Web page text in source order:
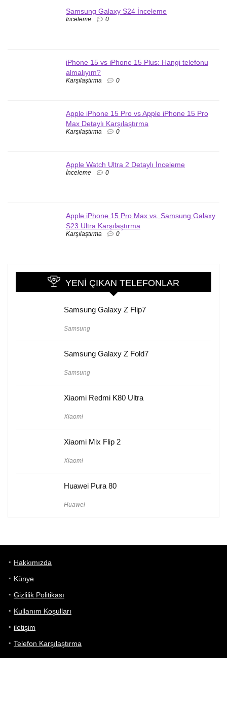
Samsung Galaxy S24 İnceleme
İnceleme 0
iPhone 15 vs iPhone 15 Plus: Hangi telefonu
almalıyım?
Karşılaştırma 0
Apple iPhone 15 Pro vs Apple iPhone 15 Pro
Max Detaylı Karşılaştırma
Karşılaştırma 0
Apple Watch Ultra 2 Detaylı İnceleme
İnceleme 0
Apple iPhone 15 Pro Max vs. Samsung Galaxy
S23 Ultra Karşılaştırma
Karşılaştırma 0
YENI ÇIKAN TELEFONLAR
Samsung Galaxy Z Flip7
Samsung
Samsung Galaxy Z Fold7
Samsung
Xiaomi Redmi K80 Ultra
Xiaomi
Xiaomi Mix Flip 2
Xiaomi
Huawei Pura 80
Huawei
Hakkımızda
Künye
Gizlilik Politikası
Kullanım Koşulları
iletişim
Telefon Karşılaştırma